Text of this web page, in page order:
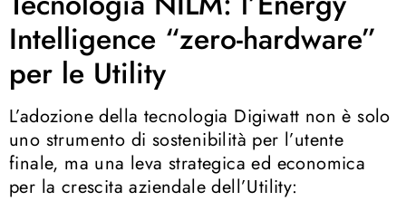
Intelligence “zero-hardware”
per le Utility
L’adozione della tecnologia Digiwatt non è solo
uno strumento di sostenibilità per l’utente
finale, ma una leva strategica ed economica
per la crescita aziendale dell’Utility: